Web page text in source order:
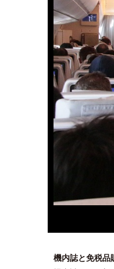
機内誌と免税品